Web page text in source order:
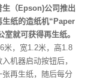
生（Epson)公司推出
生纸的造纸机“Paper
就可获得再生纸。
米，宽1.2米，高1.8
机器启动按钮后，
再生纸，随后每分